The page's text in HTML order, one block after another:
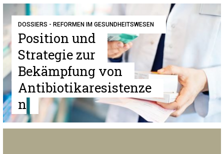
DOSSIERS - REFORMEN IM GESUNDHEITSWESEN
Position und
Strategie zur
Bekämpfung von
Antibiotikaresistenze
n